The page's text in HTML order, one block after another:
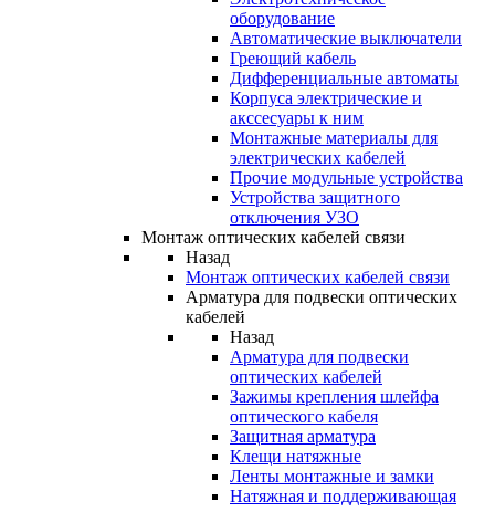
оборудование
Автоматические выключатели
Греющий кабель
Дифференциальные автоматы
Корпуса электрические и
акссесуары к ним
Монтажные материалы для
электрических кабелей
Прочие модульные устройства
Устройства защитного
отключения УЗО
Монтаж оптических кабелей связи
Назад
Монтаж оптических кабелей связи
Арматура для подвески оптических
кабелей
Назад
Арматура для подвески
оптических кабелей
Зажимы крепления шлейфа
оптического кабеля
Защитная арматура
Клещи натяжные
Ленты монтажные и замки
Натяжная и поддерживающая